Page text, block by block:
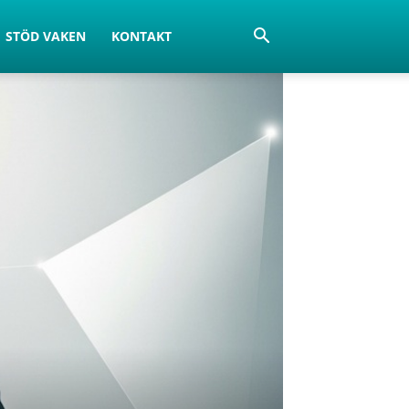
STÖD VAKEN KONTAKT